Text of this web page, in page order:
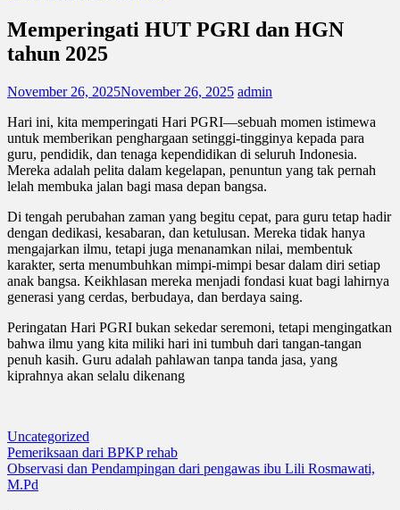
Memperingati HUT PGRI dan HGN
tahun 2025
November 26, 2025November 26, 2025 admin
Hari ini, kita memperingati Hari PGRI—sebuah momen istimewa
untuk memberikan penghargaan setinggi-tingginya kepada para
guru, pendidik, dan tenaga kependidikan di seluruh Indonesia.
Mereka adalah pelita dalam kegelapan, penuntun yang tak pernah
lelah membuka jalan bagi masa depan bangsa.
Di tengah perubahan zaman yang begitu cepat, para guru tetap hadir
dengan dedikasi, kesabaran, dan ketulusan. Mereka tidak hanya
mengajarkan ilmu, tetapi juga menanamkan nilai, membentuk
karakter, serta menumbuhkan mimpi-mimpi besar dalam diri setiap
anak bangsa. Keikhlasan mereka menjadi fondasi kuat bagi lahirnya
generasi yang cerdas, berbudaya, dan berdaya saing.
Peringatan Hari PGRI bukan sekedar seremoni, tetapi mengingatkan
bahwa ilmu yang kita miliki hari ini tumbuh dari tangan-tangan
penuh kasih. Guru adalah pahlawan tanpa tanda jasa, yang
kiprahnya akan selalu dikenang
Uncategorized
Post
navigation
Pemeriksaan dari BPKP rehab
Observasi dan Pendampingan dari pengawas ibu Lili Rosmawati,
M.Pd